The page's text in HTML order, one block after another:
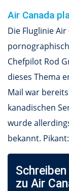
Air Canada
Die Fluglinie
Chefpilot Rod
dieses Thema
Mail war
kanadischen
wurde
bekannt.
zu Air